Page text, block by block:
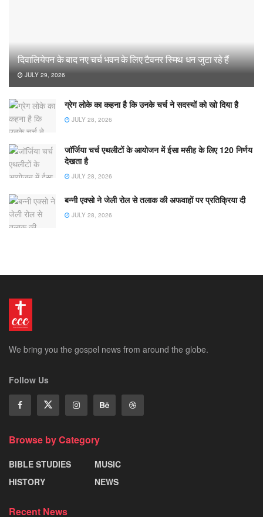
दिवालियेपन के बाद नए चर्च भवन के लिए टैवनर स्मिथ धन जुटा रहे हैं
JULY 29, 2026
ग्रेग लोके का कहना है कि उनके चर्च ने सदस्यों को खो दिया है
JULY 28, 2026
जॉर्जिया चर्च एथलीटों के आयोजन में ईसा मसीह के लिए 120 निर्णय
देखता है
JULY 28, 2026
बन्नी एक्सो ने जेली रोल से तलाक की अफवाहों पर प्रतिक्रिया दी
JULY 28, 2026
We bring you the gospel news from around the globe.
Follow Us
Browse by Category
BIBLE STUDIES
HISTORY
MUSIC
NEWS
Recent News